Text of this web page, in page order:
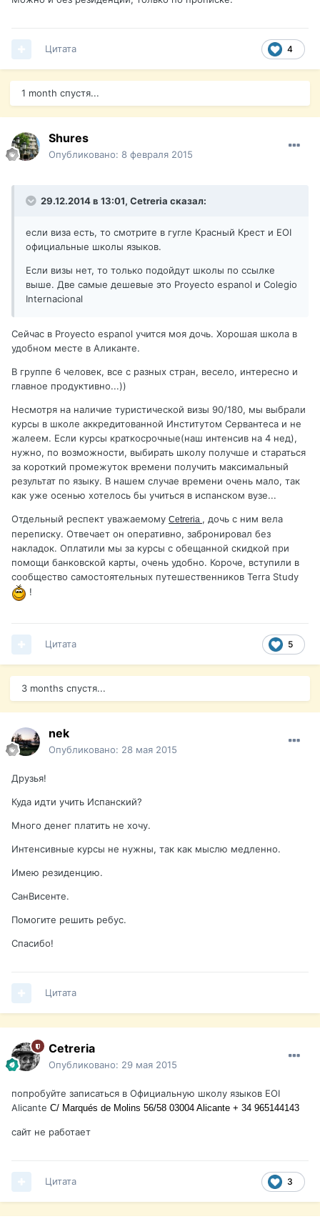
4
Цитата
1 month спустя...
Shures
Опубликовано: 8 февраля 2015
29.12.2014 в 13:01, Cetreria сказал:
если виза есть, то смотрите в гугле Красный Крест и EOI
официальные школы языков.
Если визы нет, то только подойдут школы по ссылке
выше. Две самые дешевые это Proyecto espanol и Colegio
Internacional
Сейчас в Proyecto espanol учится моя дочь. Хорошая школа в
удобном месте в Аликанте.
В группе 6 человек, все с разных стран, весело, интересно и
главное продуктивно...))
Несмотря на наличие туристической визы 90/180, мы выбрали
курсы в школе аккредитованной Институтом Сервантеса и не
жалеем. Если курсы краткосрочные(наш интенсив на 4 нед),
нужно, по возможности, выбирать школу получше и стараться
за короткий промежуток времени получить максимальный
результат по языку. В нашем случае времени очень мало, так
как уже осенью хотелось бы учиться в испанском вузе...
Отдельный респект уважаемому Cetreria , дочь с ним вела
переписку. Отвечает он оперативно, забронировал без
накладок. Оплатили мы за курсы с обещанной скидкой при
помощи банковской карты, очень удобно. Короче, вступили в
сообщество самостоятельных путешественников Terra Study
!
5
Цитата
3 months спустя...
nek
Опубликовано: 28 мая 2015
Друзья!
Куда идти учить Испанский?
Много денег платить не хочу.
Интенсивные курсы не нужны, так как мыслю медленно.
Имею резиденцию.
СанВисенте.
Помогите решить ребус.
Спасибо!
Цитата
Cetreria
Опубликовано: 29 мая 2015
попробуйте записаться в Официальную школу языков EOI
Alicante C/ Marqués de Molins 56/58 03004 Alicante + 34 965144143
сайт не работает
3
Цитата